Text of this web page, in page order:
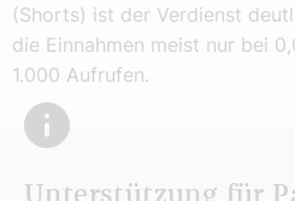
(Shorts) ist der Verdienst
die Einnahmen meist nur bei
1.000 Aufrufen.